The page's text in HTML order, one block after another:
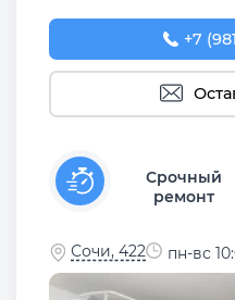
+7
Срочный
ремонт
Сочи, 422 пн-вс